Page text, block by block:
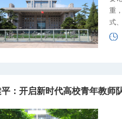
重
式
系
：开启新时代高校青年教师